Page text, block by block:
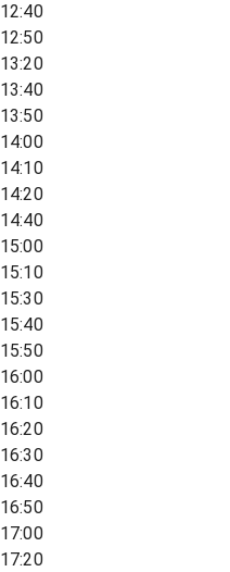
12:40
12:50
13:20
13:40
13:50
14:00
14:10
14:20
14:40
15:00
15:10
15:30
15:40
15:50
16:00
16:10
16:20
16:30
16:40
16:50
17:00
17:20